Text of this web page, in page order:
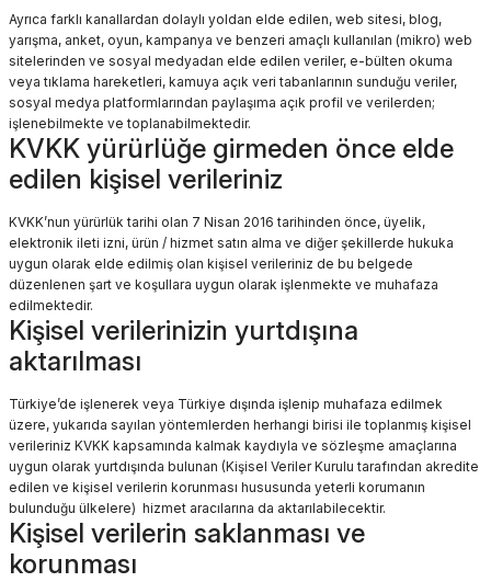
Ayrıca farklı kanallardan dolaylı yoldan elde edilen, web sitesi, blog,
yarışma, anket, oyun, kampanya ve benzeri amaçlı kullanılan (mikro) web
sitelerinden ve sosyal medyadan elde edilen veriler, e-bülten okuma
veya tıklama hareketleri, kamuya açık veri tabanlarının sunduğu veriler,
sosyal medya platformlarından paylaşıma açık profil ve verilerden;
işlenebilmekte ve toplanabilmektedir.
KVKK yürürlüğe girmeden önce elde
edilen kişisel verileriniz
KVKK’nun yürürlük tarihi olan 7 Nisan 2016 tarihinden önce, üyelik,
elektronik ileti izni, ürün / hizmet satın alma ve diğer şekillerde hukuka
uygun olarak elde edilmiş olan kişisel verileriniz de bu belgede
düzenlenen şart ve koşullara uygun olarak işlenmekte ve muhafaza
edilmektedir.
Kişisel verilerinizin yurtdışına
aktarılması
Türkiye’de işlenerek veya Türkiye dışında işlenip muhafaza edilmek
üzere, yukarıda sayılan yöntemlerden herhangi birisi ile toplanmış kişisel
verileriniz KVKK kapsamında kalmak kaydıyla ve sözleşme amaçlarına
uygun olarak yurtdışında bulunan (Kişisel Veriler Kurulu tarafından akredite
edilen ve kişisel verilerin korunması hususunda yeterli korumanın
bulunduğu ülkelere) hizmet aracılarına da aktarılabilecektir.
Kişisel verilerin saklanması ve
korunması